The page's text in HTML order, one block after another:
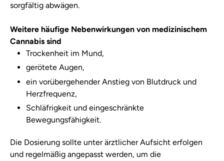
sorgfältig abwägen.
Weitere häufige Nebenwirkungen von medizinischem
Cannabis sind
Trockenheit im Mund,
gerötete Augen,
ein vorübergehender Anstieg von Blutdruck und
Herzfrequenz,
Schläfrigkeit und eingeschränkte
Bewegungsfähigkeit.
Die Dosierung sollte unter ärztlicher Aufsicht erfolgen
und regelmäßig angepasst werden, um die